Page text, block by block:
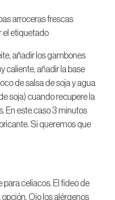
arroceras frescas
el etiquetado
añadir los gambones
caliente, añadir la base
de salsa de soja y agua
soja) cuando recupere la
En este caso 3 minutos
Si queremos que
para celiacos. El fideo de
Ojo los alérgenos